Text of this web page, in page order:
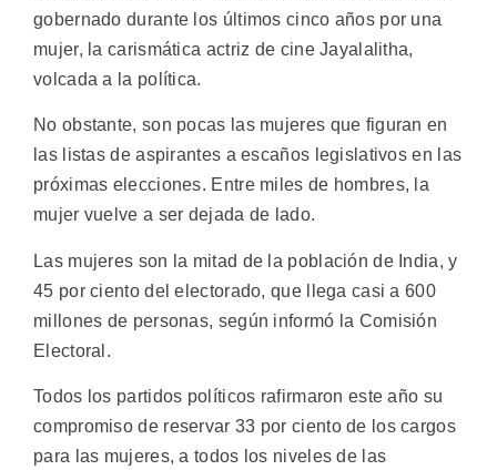
gobernado durante los últimos cinco años por una
mujer, la carismática actriz de cine Jayalalitha,
volcada a la política.
No obstante, son pocas las mujeres que figuran en
las listas de aspirantes a escaños legislativos en las
próximas elecciones. Entre miles de hombres, la
mujer vuelve a ser dejada de lado.
Las mujeres son la mitad de la población de India, y
45 por ciento del electorado, que llega casi a 600
millones de personas, según informó la Comisión
Electoral.
Todos los partidos políticos rafirmaron este año su
compromiso de reservar 33 por ciento de los cargos
para las mujeres, a todos los niveles de las